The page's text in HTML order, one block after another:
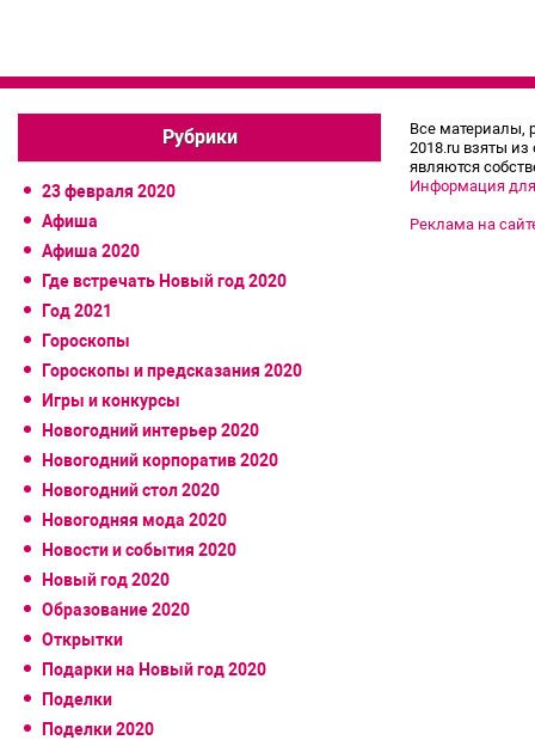
Рубрики
23 февраля 2020
Афиша
Афиша 2020
Где встречать Новый год 2020
Год 2021
Гороскопы
Гороскопы и предсказания 2020
Игры и конкурсы
Новогодний интерьер 2020
Новогодний корпоратив 2020
Новогодний стол 2020
Новогодняя мода 2020
Новости и события 2020
Новый год 2020
Образование 2020
Открытки
Подарки на Новый год 2020
Поделки
Поделки 2020
Все материалы,
2018.ru взяты
являются
Информация
Реклама на